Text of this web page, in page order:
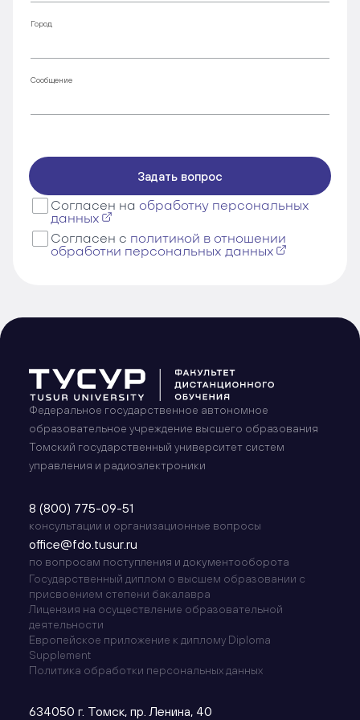
Город
Сообщение
Задать вопрос
Согласен на обработку персональных
данных
Согласен с политикой в отношении
обработки персональных данных
Федеральное государственное автономное
образовательное учреждение высшего образования
Томский государственный университет систем
управления и радиоэлектроники
634050 г. Томск, пр. Ленина, 40
8 (800) 775-09-51
консультации и организационные вопросы
office@fdo.tusur.ru
по вопросам поступления и документооборота
Государственный диплом о высшем образовании с
присвоением степени бакалавра
Лицензия на осуществление образовательной
деятельности
Европейское приложение к диплому Diploma
Supplement
Политика обработки персональных данных